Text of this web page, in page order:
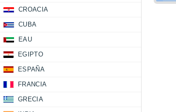
CROACIA
CUBA
EAU
EGIPTO
ESPAÑA
FRANCIA
GRECIA